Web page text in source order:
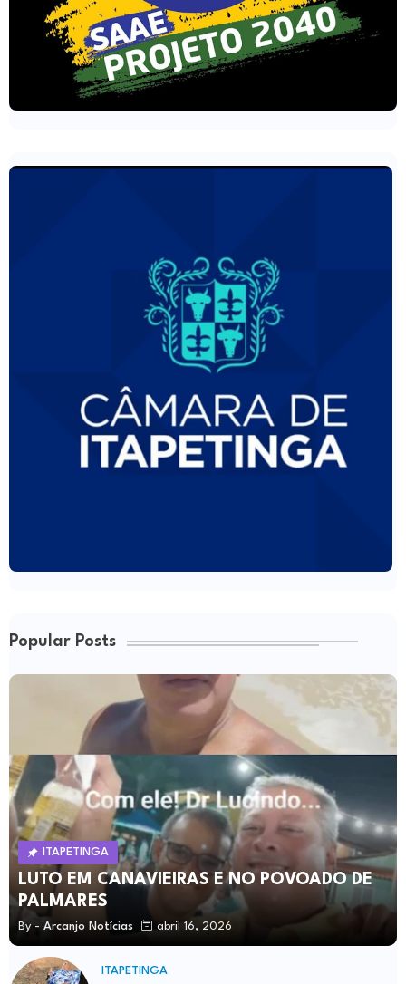
Popular Posts
ITAPETINGA
LUTO EM CANAVIEIRAS E NO POVOADO DE
PALMARES
By - Arcanjo Notícias abril 16, 2026
ITAPETINGA